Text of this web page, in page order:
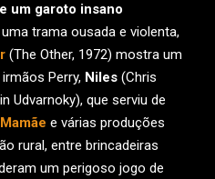
um garoto insano
trama ousada e violenta,
(The Other, 1972) mostra um
Perry, Niles (Chris
Udvarnoky), que serviu de
e várias produções
rural, entre brincadeiras
um perigoso jogo de